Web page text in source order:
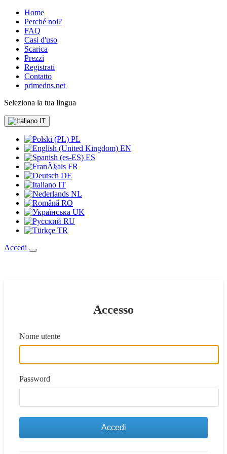
Home
Perché noi?
FAQ
Casi d'uso
Scarica
Prezzi
Registrati
Contatto
primedns.net
Seleziona la tua lingua
IT
PL
EN
ES
FR
DE
IT
NL
RO
UK
RU
TR
Accedi
Accesso
Nome utente
Password
Accedi